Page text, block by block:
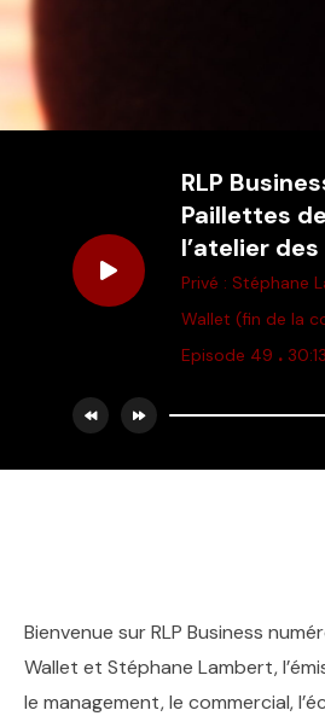
RLP
Paillettes
l’atelier
Privé : Stéphane
Wallet (fin de la
Episode 49 . 30:13
Bienvenue sur RLP Business
Wallet et Stéphane Lambert,
le management, le commercial,